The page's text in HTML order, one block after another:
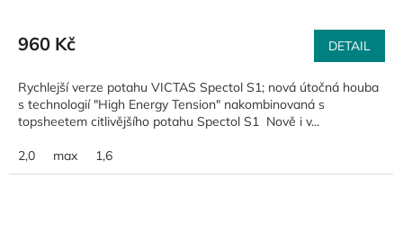
960 Kč DETAIL
Rychlejší verze potahu VICTAS Spectol S1; nová útočná houba
s technologií "High Energy Tension" nakombinovaná s
topsheetem citlivějšího potahu Spectol S1 Nově i v...
2,0 max 1,6